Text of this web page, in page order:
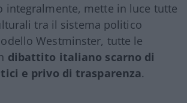
integralmente, mette in luce tutte
tra il sistema politico
Westminster, tutte le
dibattito italiano scarno di
e privo di trasparenza.